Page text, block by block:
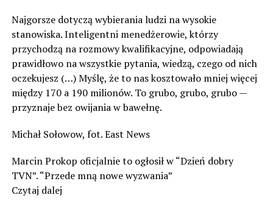
Najgorsze dotyczą wybierania ludzi na wysokie
stanowiska. Inteligentni menedżerowie, którzy
przychodzą na rozmowy kwalifikacyjne, odpowiadają
prawidłowo na wszystkie pytania, wiedzą, czego od nich
oczekujesz (…) Myślę, że to nas kosztowało mniej więcej
między 170 a 190 milionów. To grubo, grubo, grubo —
przyznaje bez owijania w bawełnę.
Michał Sołowow, fot. East News
Marcin Prokop oficjalnie to ogłosił w “Dzień dobry
TVN”. “Przede mną nowe wyzwania”
Czytaj dalej